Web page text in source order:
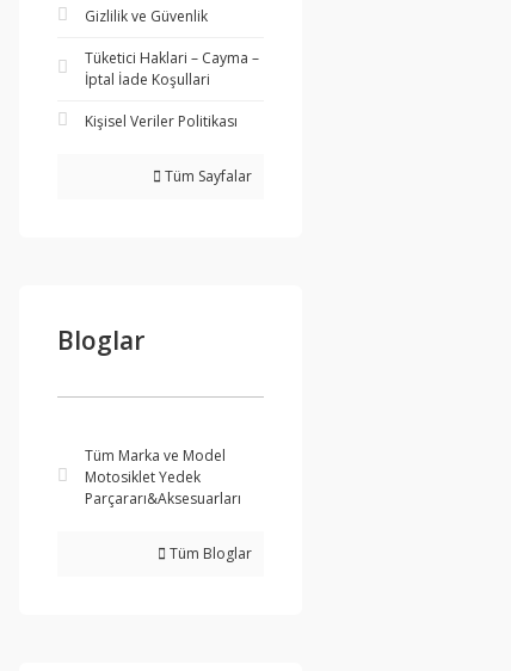
Gizlilik ve Güvenlik
Tüketici Haklari – Cayma –
İptal İade Koşullari
Kişisel Veriler Politikası
Tüm Sayfalar
Bloglar
Tüm Marka ve Model
Motosiklet Yedek
Parçararı&Aksesuarları
Tüm Bloglar